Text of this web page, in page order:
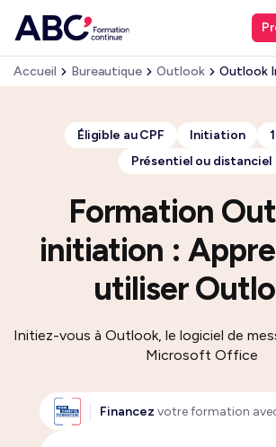
Accueil Bureautique Outlook Outlook
Formation
initiation :
utiliser
Éligible au CPF Initiation
Présentiel ou distanciel
Initiez-vous à Outlook, le logiciel de
Microsoft Office
Financez votre formation